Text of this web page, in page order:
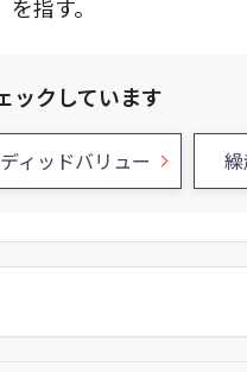
指す。
ックしています
ィッドバリュー